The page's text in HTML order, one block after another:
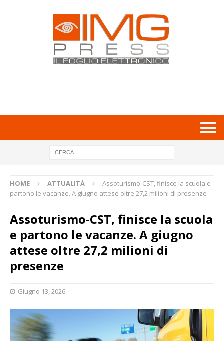
HOME ATTUALITÀ
Assoturismo-CST, finisce la scuola e
partono le vacanze. A giugno attese oltre 27,2 milioni di presenze
Assoturismo-CST, finisce la scuola
e partono le vacanze. A giugno
attese oltre 27,2 milioni di
presenze
Giugno 13, 2026